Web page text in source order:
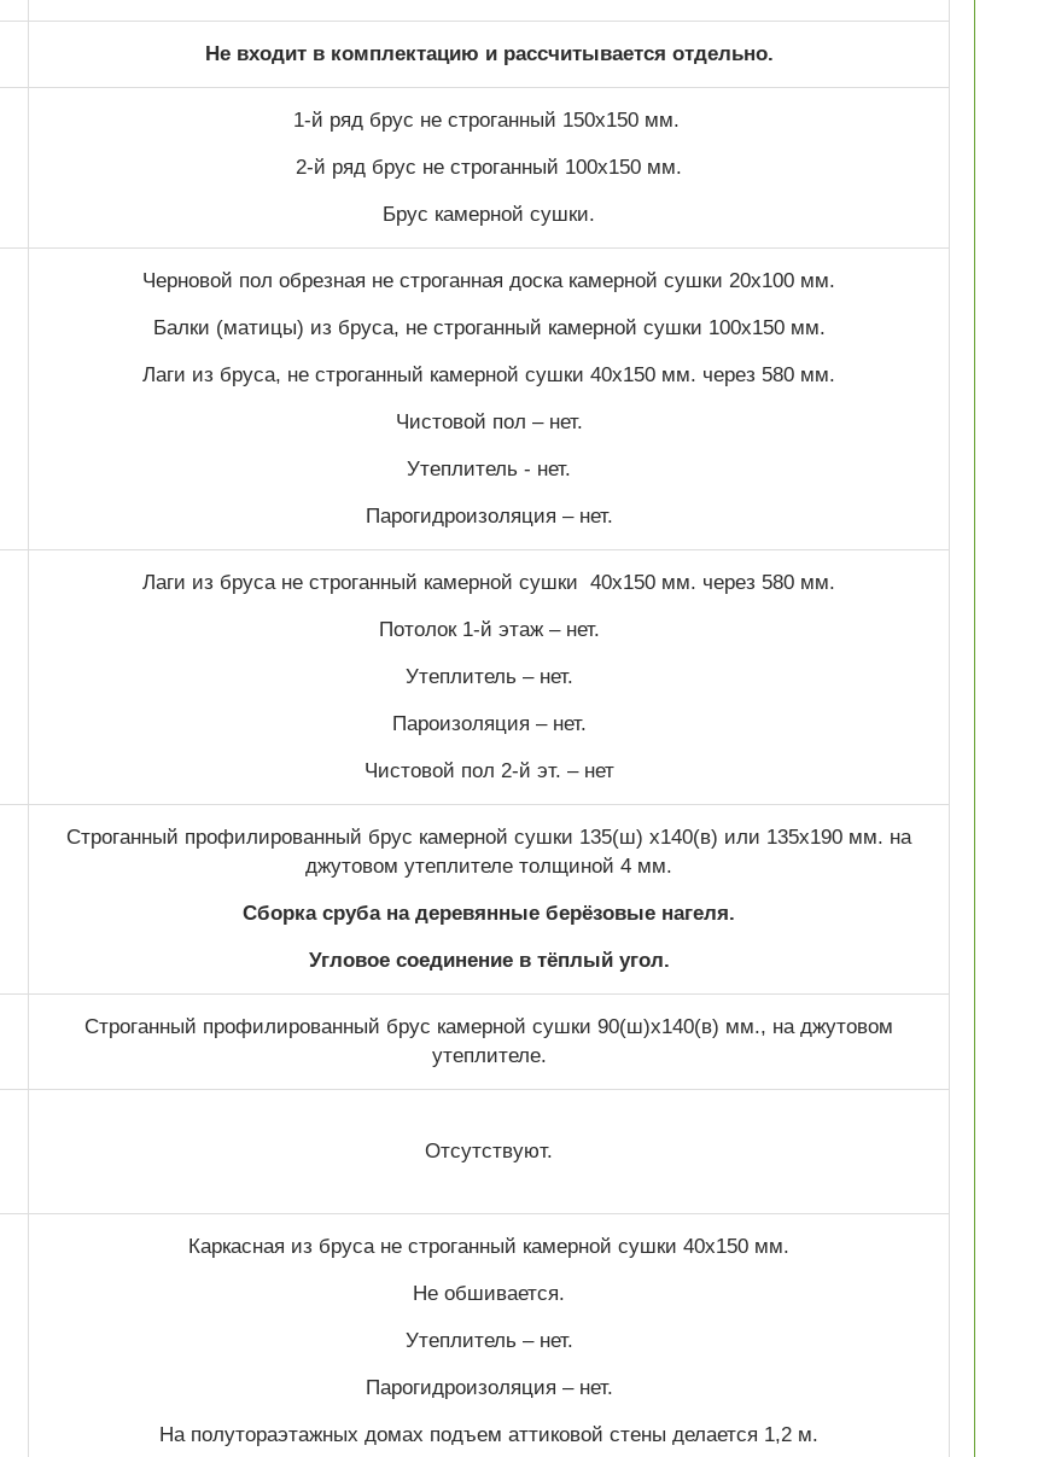
Не входит в комплектацию и рассчитывается отдельно.
1-й ряд брус не строганный 150х150 мм.
2-й ряд брус не строганный 100х150 мм.
Брус камерной сушки.
Черновой пол обрезная не строганная доска камерной сушки 20х100 мм.
Балки (матицы) из бруса, не строганный камерной сушки 100х150 мм.
Лаги из бруса, не строганный камерной сушки 40х150 мм. через 580 мм.
Чистовой пол – нет.
Утеплитель - нет.
Парогидроизоляция – нет.
Лаги из бруса не строганный камерной сушки 40х150 мм. через 580 мм.
Потолок 1-й этаж – нет.
Утеплитель – нет.
Пароизоляция – нет.
Чистовой пол 2-й эт. – нет
Строганный профилированный брус камерной сушки 135(ш) х140(в) или 135х190 мм. на
джутовом утеплителе толщиной 4 мм.
Сборка сруба на деревянные берёзовые нагеля.
Угловое соединение в тёплый угол.
Строганный профилированный брус камерной сушки 90(ш)х140(в) мм., на джутовом
утеплителе.
Отсутствуют.
Каркасная из бруса не строганный камерной сушки 40х150 мм.
Не обшивается.
Утеплитель – нет.
Парогидроизоляция – нет.
На полутораэтажных домах подъем аттиковой стены делается 1,2 м.